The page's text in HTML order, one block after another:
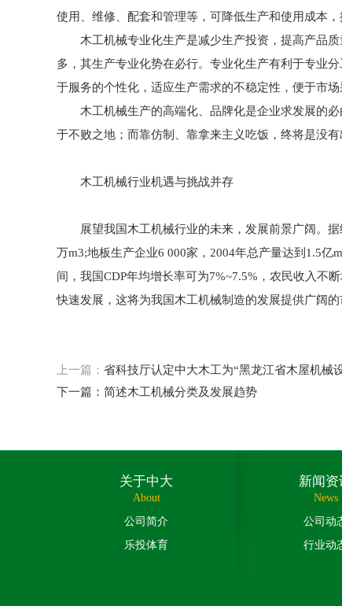
使用、维修、配套和管理等，可降低生产和使用成本，
木工机械专业化生产是减少生产投资，提高产品质
多，其生产专业化势在必行。专业化生产有利于专业
于服务的个性化，适应生产需求的不稳定性，便于市场
木工机械生产的高端化、品牌化是企业求发展的必
于不败之地；而靠仿制、靠拿来主义吃饭，终将是没有
木工机械行业机遇与挑战并存
展望我国木工机械行业的未来，发展前景广阔。据
万m3;地板生产企业6 000家，2004年总产量达到1.5
间，我国CDP年均增长率可为7%~7.5%，农民收入不
快速发展，这将为我国木工机械制造的发展提供广阔的
上一篇： 省科技厅认定中大木工为“黑龙江省木屋机械
下一篇： 简述木工机械分类及发展趋势
关于中大
About
公司简介
乐投体育
新闻资
News
公司动
行业动